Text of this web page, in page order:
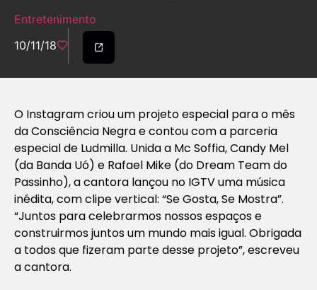
Entretenimento
10/11/18
O Instagram criou um projeto especial para o mês
da Consciência Negra e contou com a parceria
especial de Ludmilla. Unida a Mc Soffia, Candy Mel
(da Banda Uó) e Rafael Mike (do Dream Team do
Passinho), a cantora lançou no IGTV uma música
inédita, com clipe vertical: “Se Gosta, Se Mostra”.
“Juntos para celebrarmos nossos espaços e
construirmos juntos um mundo mais igual. Obrigada
a todos que fizeram parte desse projeto”, escreveu
a cantora.